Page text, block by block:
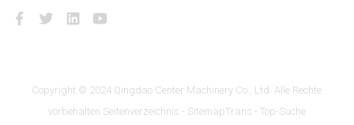
Copyright © 2024 Qingdao Center Machinery Co., Ltd. Alle Rechte
vorbehalten.Seitenverzeichnis - SitemapTrans - Top-Suche